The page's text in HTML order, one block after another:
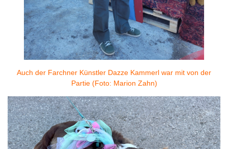
Auch der Farchner Künstler Dazze Kammerl war mit von der
Partie (Foto: Marion Zahn)